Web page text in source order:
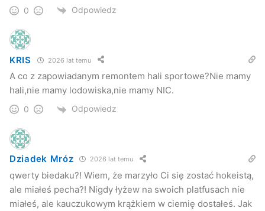
0 Odpowiedz
KRIS 2026 lat temu
A co z zapowiadanym remontem hali sportowe?Nie mamy
hali,nie mamy lodowiska,nie mamy NIC.
0 Odpowiedz
Dziadek Mróz 2026 lat temu
qwerty biedaku?! Wiem, że marzyło Ci się zostać hokeistą,
ale miałeś pecha?! Nigdy łyżew na swoich platfusach nie
miałeś, ale kauczukowym krążkiem w ciemię dostałeś. Jak